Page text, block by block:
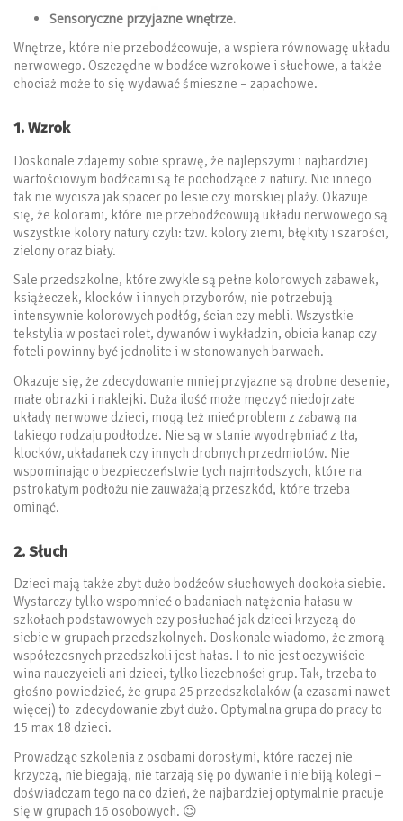
Sensoryczne przyjazne wnętrze.
Wnętrze, które nie przebodźcowuje, a wspiera równowagę układu
nerwowego. Oszczędne w bodźce wzrokowe i słuchowe, a także
chociaż może to się wydawać śmieszne – zapachowe.
1. Wzrok
Doskonale zdajemy sobie sprawę, że najlepszymi i najbardziej
wartościowym bodźcami są te pochodzące z natury. Nic innego
tak nie wycisza jak spacer po lesie czy morskiej plaży. Okazuje
się, że kolorami, które nie przebodźcowują układu nerwowego są
wszystkie kolory natury czyli: tzw. kolory ziemi, błękity i szarości,
zielony oraz biały.
Sale przedszkolne, które zwykle są pełne kolorowych zabawek,
książeczek, klocków i innych przyborów, nie potrzebują
intensywnie kolorowych podłóg, ścian czy mebli. Wszystkie
tekstylia w postaci rolet, dywanów i wykładzin, obicia kanap czy
foteli powinny być jednolite i w stonowanych barwach.
Okazuje się, że zdecydowanie mniej przyjazne są drobne desenie,
małe obrazki i naklejki. Duża ilość może męczyć niedojrzałe
układy nerwowe dzieci, mogą też mieć problem z zabawą na
takiego rodzaju podłodze. Nie są w stanie wyodrębniać z tła,
klocków, układanek czy innych drobnych przedmiotów. Nie
wspominając o bezpieczeństwie tych najmłodszych, które na
pstrokatym podłożu nie zauważają przeszkód, które trzeba
ominąć.
2. Słuch
Dzieci mają także zbyt dużo bodźców słuchowych dookoła siebie.
Wystarczy tylko wspomnieć o badaniach natężenia hałasu w
szkołach podstawowych czy posłuchać jak dzieci krzyczą do
siebie w grupach przedszkolnych. Doskonale wiadomo, że zmorą
współczesnych przedszkoli jest hałas. I to nie jest oczywiście
wina nauczycieli ani dzieci, tylko liczebności grup. Tak, trzeba to
głośno powiedzieć, że grupa 25 przedszkolaków (a czasami nawet
więcej) to zdecydowanie zbyt dużo. Optymalna grupa do pracy to
15 max 18 dzieci.
Prowadząc szkolenia z osobami dorosłymi, które raczej nie
krzyczą, nie biegają, nie tarzają się po dywanie i nie biją kolegi –
doświadczam tego na co dzień, że najbardziej optymalnie pracuje
się w grupach 16 osobowych. 😉